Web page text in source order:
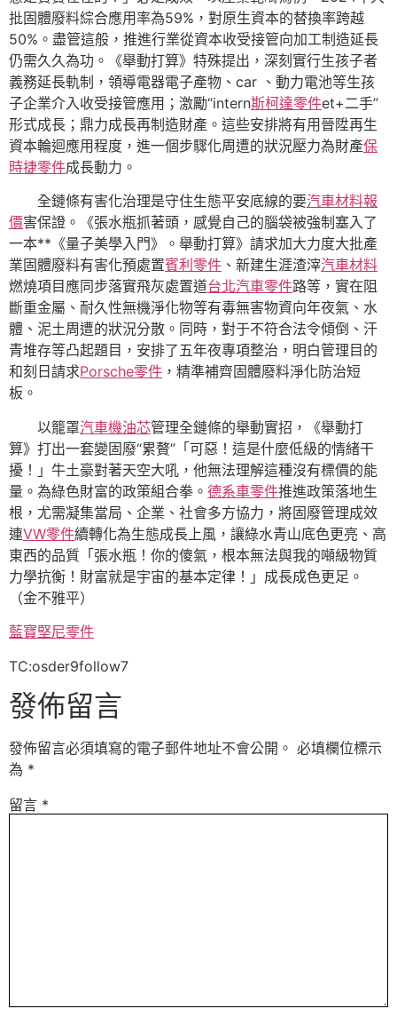
批固體廢料綜合應用率為59%，對原生資本的替換率跨越
50%。盡管這般，推進行業從資本收受接管向加工制造延長
仍需久久為功。《舉動打算》特殊提出，深刻實行生孩子者
義務延長軌制，領導電器電子產物、car 、動力電池等生孩
子企業介入收受接管應用；激勵“intern斯柯達零件et+二手”
形式成長；鼎力成長再制造財產。這些安排將有用晉陞再生
資本輪迴應用程度，進一個步驟化周遭的狀況壓力為財產保
時捷零件成長動力。
全鏈條有害化治理是守住生態平安底線的要汽車材料報
價害保證。《張水瓶抓著頭，感覺自己的腦袋被強制塞入了
一本**《量子美學入門》。舉動打算》請求加大力度大批產
業固體廢料有害化預處置賓利零件 、新建生涯渣滓汽車材料
燃燒項目應同步落實飛灰處置道台北汽車零件路等，實在阻
斷重金屬、耐久性無機淨化物等有毒無害物資向年夜氣、水
體、泥土周遭的狀況分散。同時，對于不符合法令傾倒、汗
青堆存等凸起題目，安排了五年夜專項整治，明白管理目的
和刻日請求Porsche零件 ，精準補齊固體廢料淨化防治短
板。
以籠罩汽車機油芯管理全鏈條的舉動實招，《舉動打
算》打出一套變固廢“累贅”「可惡！這是什麼低級的情緒干
擾！」牛土豪對著天空大吼，他無法理解這種沒有標價的能
量。為綠色財富的政策組合拳。 德系車零件推進政策落地生
根，尤需凝集當局、企業、社會多方協力，將固廢管理成效
連VW零件續轉化為生態成長上風，讓綠水青山底色更亮、高
東西的品質「張水瓶！你的傻氣，根本無法與我的噸級物質
力學抗衡！財富就是宇宙的基本定律！」成長成色更足。
（金不雅平）
藍寶堅尼零件
TC:osder9follow7
發佈留言
發佈留言必須填寫的電子郵件地址不會公開。 必填欄位標示
為 *
留言 *